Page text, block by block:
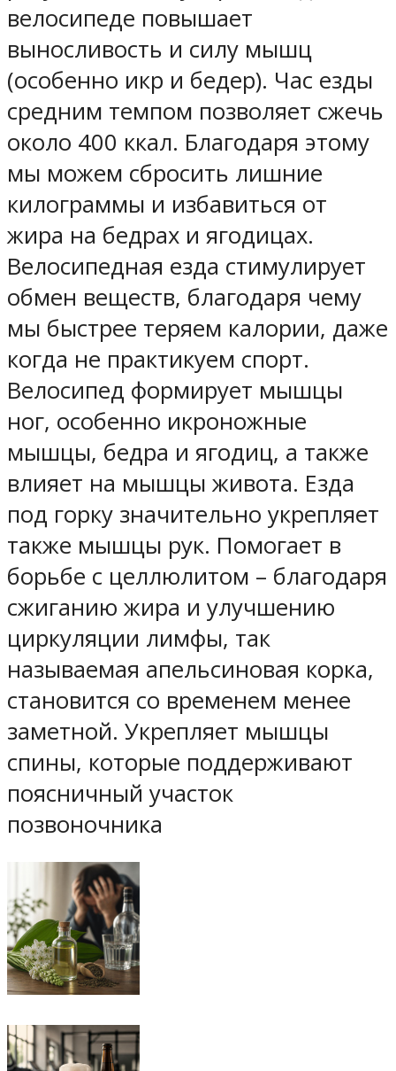
велосипеде повышает
выносливость и силу мышц
(особенно икр и бедер). Час езды
средним темпом позволяет сжечь
около 400 ккал. Благодаря этому
мы можем сбросить лишние
килограммы и избавиться от
жира на бедрах и ягодицах.
Велосипедная езда стимулирует
обмен веществ, благодаря чему
мы быстрее теряем калории, даже
когда не практикуем спорт.
Велосипед формирует мышцы
ног, особенно икроножные
мышцы, бедра и ягодиц, а также
влияет на мышцы живота. Езда
под горку значительно укрепляет
также мышцы рук. Помогает в
борьбе с целлюлитом – благодаря
сжиганию жира и улучшению
циркуляции лимфы, так
называемая апельсиновая корка,
становится со временем менее
заметной. Укрепляет мышцы
спины, которые поддерживают
поясничный участок
позвоночника